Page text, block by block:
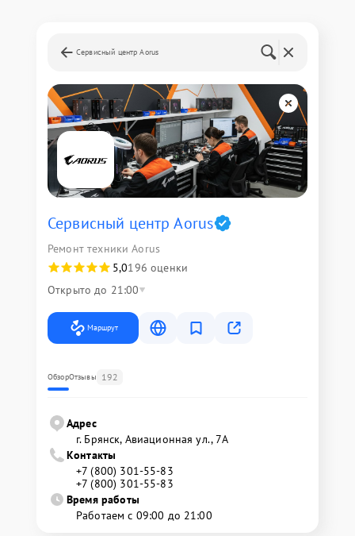
Сервисный центр Aorus
Сервисный центр Aorus
Ремонт техники Aorus
5,0196 оценки
Открыто до 21:00
Маршрут
ОбзорОтзывы 192
Адрес
г. Брянск, Авиационная ул., 7А
Контакты
+7 (800) 301-55-83
+7 (800) 301-55-83
Время работы
Работаем с 09:00 до 21:00